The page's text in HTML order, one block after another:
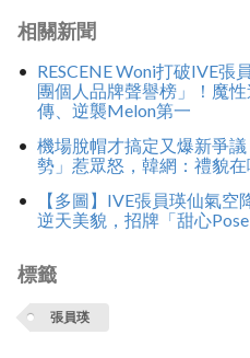
相關新聞
RESCENE Woni打破IVE張
團個人品牌聲譽榜」！魔
傳、逆襲Melon第一
機場脫帽才搞定又爆新爭
勢」惹眾怒，韓網：禮貌在
【多圖】IVE張員瑛仙氣
逆天美貌，招牌「甜心
標籤
張員瑛